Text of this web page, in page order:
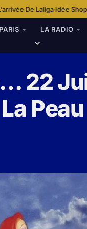
: Porte-monnaie Funko
LA RADIO
22